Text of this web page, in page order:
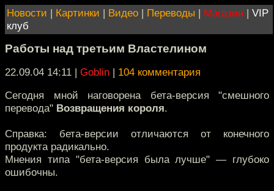
Новости | Картинки | Видео | Переводы | Магазин | VIP
клуб
Работы над третьим Властелином
22.09.04 14:11 | Goblin | 104 комментария
Сегодня мной наговорена бета-версия "смешного
перевода" Возвращения короля.
Справка: бета-версии отличаются от конечного
продукта радикально.
Мнения типа "бета-версия была лучше" — глубоко
ошибочны.